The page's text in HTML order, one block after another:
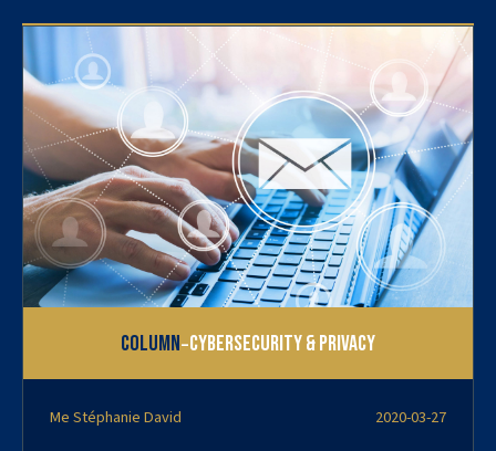
Column-Cybersecurity & Privacy
Me Stéphanie David 2020-03-27